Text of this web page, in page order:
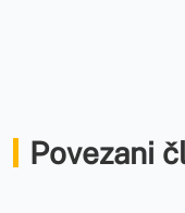
Povezani